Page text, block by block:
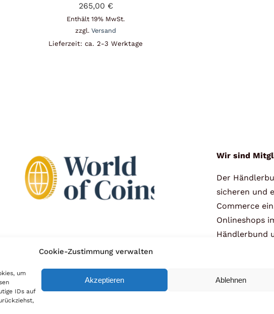
Cookie-Zustimmung verwalten
um
IDs auf
Akzeptieren Ablehnen
265,00 €
Enthält 19% MwSt.
zzgl.Versand
Lieferzeit: ca. 2-3 Werktage
Wir sind
Der
sicheren und
Commerce
Onlineshops
Händlerbund